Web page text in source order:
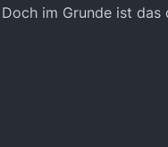
im Grunde ist